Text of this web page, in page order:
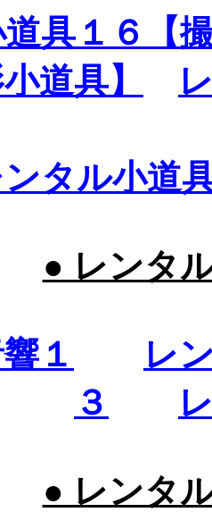
具１６【
道具】
ンタル小道
● レンタ
１
レ
３
● レンタ